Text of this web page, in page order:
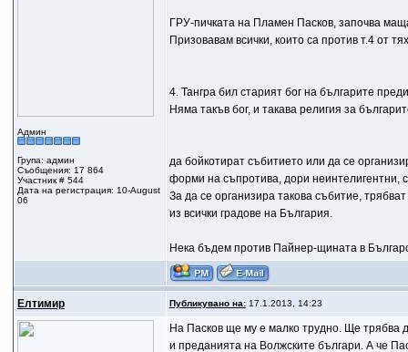
Админ
Група: админ
Съобщения: 17 864
Участник # 544
Дата на регистрация: 10-August
06
ГРУ-пичката на Пламен Пасков, започва
Призовавам всички, които са против т.4 от
4. Тангра бил старият бог на българите
Няма такъв бог, и такава религия за
да бойкотират събитието или да се
форми на съпротива, дори неинтелигентни,
За да се организира такова събитие,
из всички градове на България.
Нека бъдем против Пайнер-щината в
Елтимир Публикувано на:17.1.2013, 14:23
На Пасков ще му е малко трудно. Ще трябва
и преданията на Волжските българи. А че